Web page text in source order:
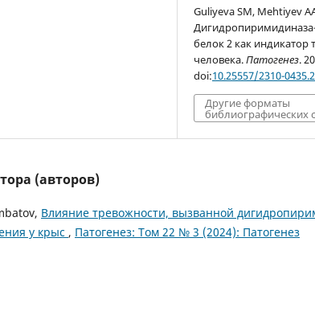
Guliyeva SM, Mehtiyev
белок 2 как индикатор
человека.Патогенез.
doi:10.25557/2310-
Другие форматы
библиографических
(авторов)
Влияние тревожности, вызванной
у крыс , Патогенез: Том 22 № 3 (2024): Патогенез